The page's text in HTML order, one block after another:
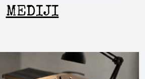
MEDIJI